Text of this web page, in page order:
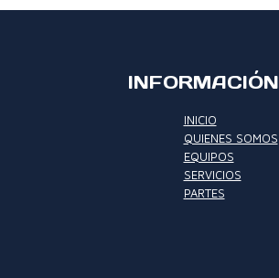
INICIO
QUIENES SOMOS
EQUIPOS
SERVICIOS
PARTES